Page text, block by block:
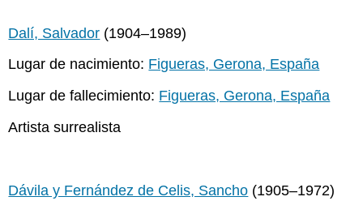
Dalí, Salvador (1904–1989)
Lugar de nacimiento: Figueras, Gerona, España
Lugar de fallecimiento: Figueras, Gerona, España
Artista surrealista
Dávila y Fernández de Celis, Sancho (1905–1972)